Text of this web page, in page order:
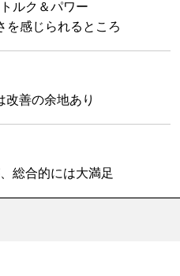
ルク＆パワー
を感じられるところ
改善の余地あり
総合的には大満足